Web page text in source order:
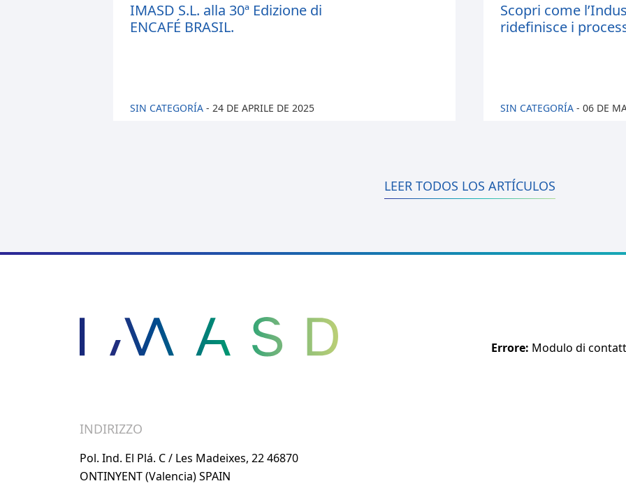
IMASD S.L. alla 30ª Edizione di
ENCAFÉ BRASIL.
SIN CATEGORÍA - 24 DE APRILE DE 2025
Scopri come
ridefinisce i
SIN CATEGORÍA -06 DE
LEER TODOS LOS ARTÍCULOS
INDIRIZZO
Pol. Ind. El Plá. C / Les Madeixes, 22 46870
ONTINYENT (Valencia) SPAIN
Errore: Modulo di